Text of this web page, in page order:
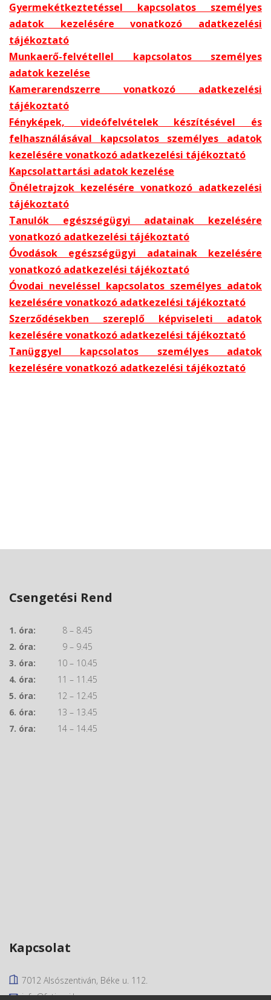
Gyermekétkeztetéssel kapcsolatos személyes
adatok kezelésére vonatkozó adatkezelési
tájékoztató
Munkaerő-felvétellel kapcsolatos személyes
adatok kezelése
Kamerarendszerre vonatkozó adatkezelési
tájékoztató
Fényképek, videófelvételek készítésével és
felhasználásával kapcsolatos személyes adatok
kezelésére vonatkozó adatkezelési tájékoztató
Kapcsolattartási adatok kezelése
Önéletrajzok kezelésére vonatkozó adatkezelési
tájékoztató
Tanulók egészségügyi adatainak kezelésére
vonatkozó adatkezelési tájékoztató
Óvodások egészségügyi adatainak kezelésére
vonatkozó adatkezelési tájékoztató
Óvodai neveléssel kapcsolatos személyes adatok
kezelésére vonatkozó adatkezelési tájékoztató
Szerződésekben szereplő képviseleti adatok
kezelésére vonatkozó adatkezelési tájékoztató
Tanüggyel kapcsolatos személyes adatok
kezelésére vonatkozó adatkezelési tájékoztató
Csengetési Rend
1. óra: 8 – 8.45
2. óra: 9 – 9.45
3. óra: 10 – 10.45
4. óra: 11 – 11.45
5. óra: 12 – 12.45
6. óra: 13 – 13.45
7. óra: 14 – 14.45
Kapcsolat
7012 Alsószentiván, Béke u. 112.
info@fatimai.hu